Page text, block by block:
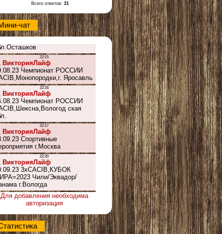
Всего ответов: 31
чат
Для добавления необходима
авторизация